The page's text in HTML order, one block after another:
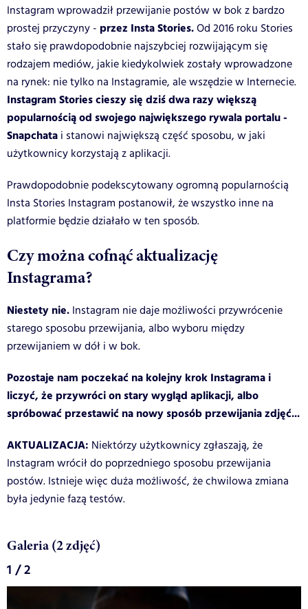
Instagram wprowadził przewijanie postów w bok z bardzo
prostej przyczyny - przez Insta Stories.Od 2016 roku Stories
stało się prawdopodobnie najszybciej rozwijającym się
rodzajem mediów, jakie kiedykolwiek zostały wprowadzone
na rynek: nie tylko na Instagramie, ale wszędzie w Internecie.
Instagram Stories cieszy się dziś dwa razy większą
popularnością od swojego największego rywala portalu -
Snapchata i stanowi największą część sposobu, w jaki
użytkownicy korzystają z aplikacji.
Prawdopodobnie podekscytowany ogromną popularnością
Insta Stories Instagram postanowił, że wszystko inne na
platformie będzie działało w ten sposób.
Czy można cofnąć aktualizację
Instagrama?
Niestety nie. Instagram nie daje możliwości przywrócenie
starego sposobu przewijania, albo wyboru między
przewijaniem w dół i w bok.
Pozostaje nam poczekać na kolejny krok Instagrama i
liczyć, że przywróci on stary wygląd aplikacji, albo
spróbować przestawić na nowy sposób przewijania zdjęć...
AKTUALIZACJA: Niektórzy użytkownicy zgłaszają, że
Instagram wrócił do poprzedniego sposobu przewijania
postów. Istnieje więc duża możliwość, że chwilowa zmiana
była jedynie fazą testów.
Galeria (2 zdjęć)
1 / 2